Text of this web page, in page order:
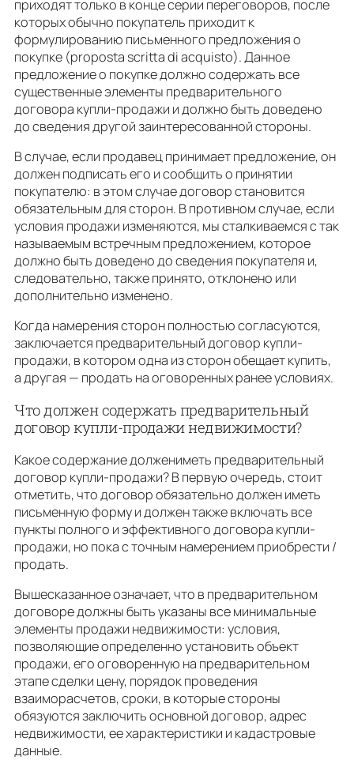
приходят только в конце серии переговоров, после
которых обычно покупатель приходит к
формулированию письменного предложения о
покупке (proposta scritta di acquisto). Данное
предложение о покупке должно содержать все
существенные элементы предварительного
договора купли-продажи и должно быть доведено
до сведения другой заинтересованной стороны.
В случае, если продавец принимает предложение, он
должен подписать его и сообщить о принятии
покупателю: в этом случае договор становится
обязательным для сторон. В противном случае, если
условия продажи изменяются, мы сталкиваемся с так
называемым встречным предложением, которое
должно быть доведено до сведения покупателя и,
следовательно, также принято, отклонено или
дополнительно изменено.
Когда намерения сторон полностью согласуются,
заключается предварительный договор купли-
продажи, в котором одна из сторон обещает купить,
а другая — продать на оговоренных ранее условиях.
Что должен содержать предварительный
договор купли-продажи недвижимости?
Какое содержание должениметь предварительный
договор купли-продажи? В первую очередь, стоит
отметить, что договор обязательно должен иметь
письменную форму и должен также включать все
пункты полного и эффективного договора купли-
продажи, но пока с точным намерением приобрести /
продать.
Вышесказанное означает, что в предварительном
договоре должны быть указаны все минимальные
элементы продажи недвижимости: условия,
позволяющие определенно установить объект
продажи, его оговоренную на предварительном
этапе сделки цену, порядок проведения
взаиморасчетов, сроки, в которые стороны
обязуются заключить основной договор, адрес
недвижимости, ее характеристики и кадастровые
данные.